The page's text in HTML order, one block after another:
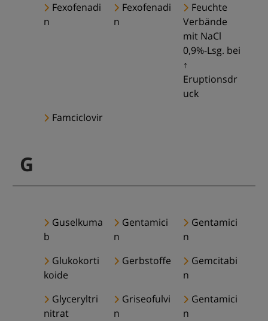
Fexofenadi
n
Fexofenadi
n
Feuchte
Verbände
mit NaCl
0,9%-Lsg. bei
↑
Eruptionsdr
uck
Famciclovir
G
Guselkuma
b
Gentamici
n
Gentamici
n
Glukokorti
koide
Gerbstoffe
Gemcitabi
n
Glyceryltri
nitrat
Griseofulvi
n
Gentamici
n